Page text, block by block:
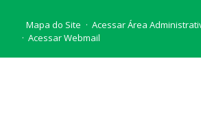
Mapa do Site
Acessar Área
Acessar Webmail